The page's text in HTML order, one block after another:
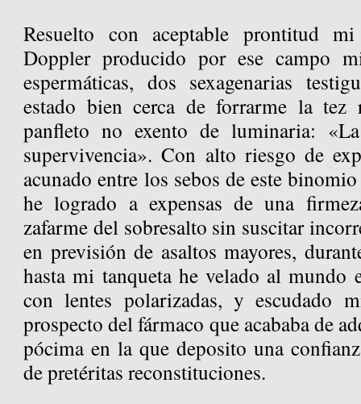
Resuelto con aceptable prontitud
Doppler producido por ese campo
espermáticas, dos sexagenarias
estado bien cerca de forrarme la tez
panfleto no exento de luminaria:
supervivencia». Con alto riesgo de
acunado entre los sebos de este
he logrado a expensas de una
zafarme del sobresalto sin suscitar
en previsión de asaltos mayores,
hasta mi tanqueta he velado al mundo
con lentes polarizadas, y escudado
prospecto del fármaco que acababa de
pócima en la que deposito una
de pretéritas reconstituciones.